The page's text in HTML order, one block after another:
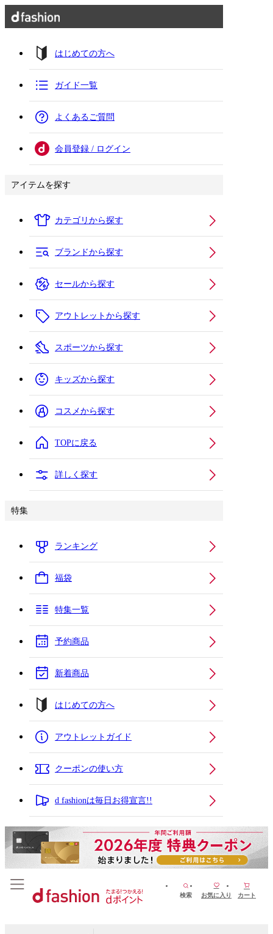
はじめての方へ
ガイド一覧
よくあるご質問
会員登録 / ログイン
アイテムを探す
カテゴリから探す
ブランドから探す
セールから探す
アウトレットから探す
スポーツから探す
キッズから探す
コスメから探す
TOPに戻る
詳しく探す
特集
ランキング
福袋
特集一覧
予約商品
新着商品
はじめての方へ
アウトレットガイド
クーポンの使い方
d fashionは毎日お得宣言!!
検索 お気に入り カート